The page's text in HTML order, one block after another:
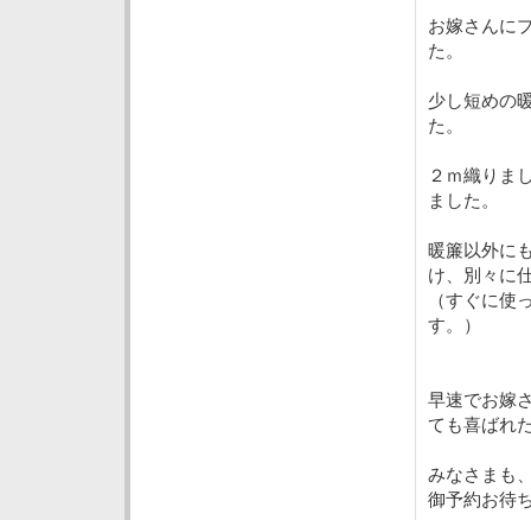
お嫁さんに
た。
少し短めの
た。
２ｍ織りま
ました。
暖簾以外に
け、別々に
（すぐに使
す。）
早速でお嫁
ても喜ばれ
みなさまも
御予約お待